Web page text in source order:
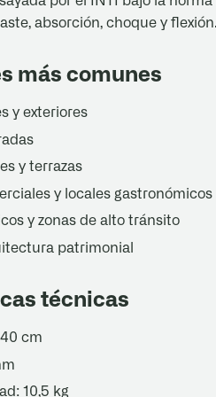
absorción, choque y flexión.
más comunes
y exteriores
y terrazas
y locales gastronómicos
y zonas de alto tránsito
patrimonial
técnicas
cm
10,5 kg